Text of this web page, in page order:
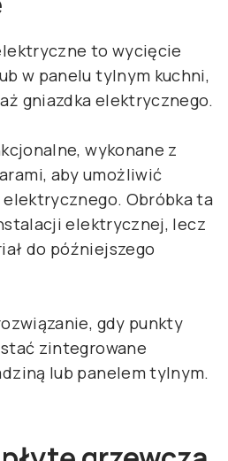
to wycięcie
w panelu tylnym kuchni,
gniazdka elektrycznego.
wykonane z
aby umożliwić
Obróbka ta
elektrycznej, lecz
do późniejszego
gdy punkty
zintegrowane
lub panelem tylnym.